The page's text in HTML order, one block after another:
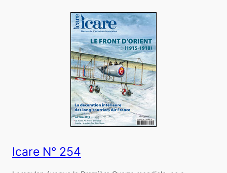
Icare N° 254